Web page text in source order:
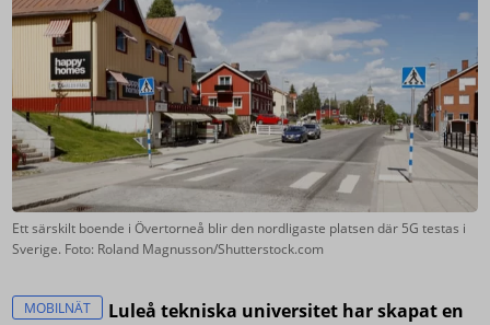
Ett särskilt boende i Övertorneå blir den nordligaste platsen där 5G testas i
Sverige. Foto: Roland Magnusson/Shutterstock.com
MOBILNÄT
Luleå tekniska universitet har skapat en